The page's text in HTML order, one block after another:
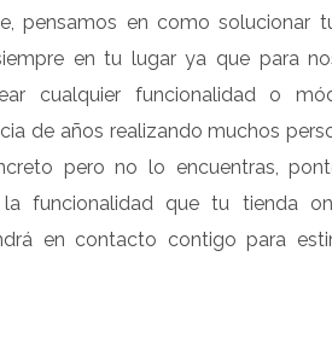
pensamos en como solucionar
en tu lugar ya que para
cualquier funcionalidad o
de años realizando muchos
pero no lo encuentras,
funcionalidad que tu tienda
en contacto contigo para